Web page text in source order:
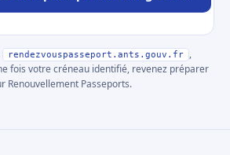
rendezvouspasseport.ants.gouv.fr
,
fois votre créneau identifié, revenez préparer
Renouvellement Passeports.